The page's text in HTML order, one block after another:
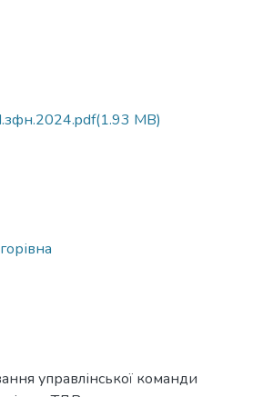
(1.93 MB)
управлінської команди